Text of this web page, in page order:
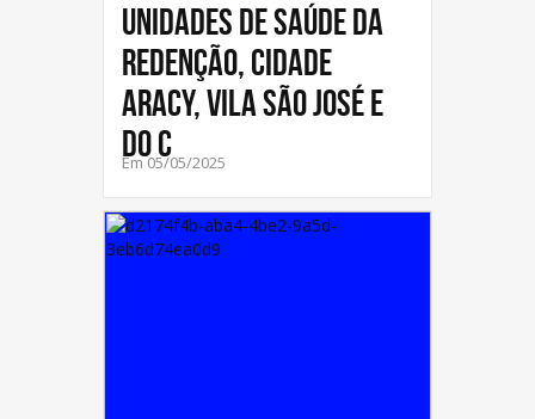
UNIDADES DE SAÚDE DA
REDENÇÃO, CIDADE
ARACY, VILA SÃO JOSÉ E
DO C
Em 05/05/2025